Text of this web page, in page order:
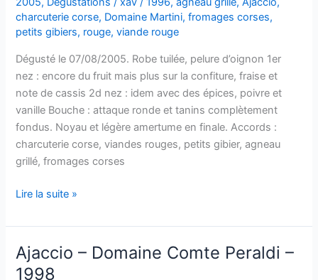
charcuterie corse, Domaine Martini,fromages corses,
petits gibiers, rouge,viande rouge
Dégusté le 07/08/2005. Robe tuilée, pelure d’oignon 1er
nez : encore du fruit mais plus sur la confiture, fraise et
note de cassis 2d nez : idem avec des épices, poivre et
vanille Bouche : attaque ronde et tanins complètement
fondus. Noyau et légère amertume en finale. Accords :
charcuterie corse, viandes rouges, petits gibier, agneau
grillé, fromages corses
Ajaccio
Domaine
Martini
–
Lire la suite »
Ajaccio – Domaine Comte Peraldi –
1998